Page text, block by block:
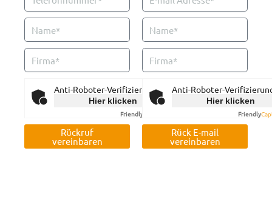
Anti-Roboter-Verifizierung
Hier klicken
Friendly
Rückruf
vereinbaren
Anti-Roboter-
Hier klicken
Friendly
Rück E-mail
vereinbaren